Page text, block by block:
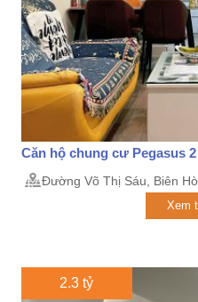
Căn hộ chung cư Pegasus
Đường Võ Thị Sáu, Biên
Xem
2.3 tỷ